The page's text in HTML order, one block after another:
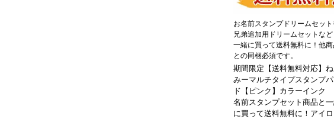
お名前スタンプドリームセット
兄弟追加用ドリームセットなど
一緒に買って送料無料に！他商
との同梱必須です。
期間限定【送料無料対応】
みーマルチタイプスタンプパ
ド【ピンク】カラーインク
名前スタンプセット商品と
に買って送料無料に！アイ